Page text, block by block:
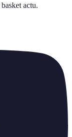
basket actu.